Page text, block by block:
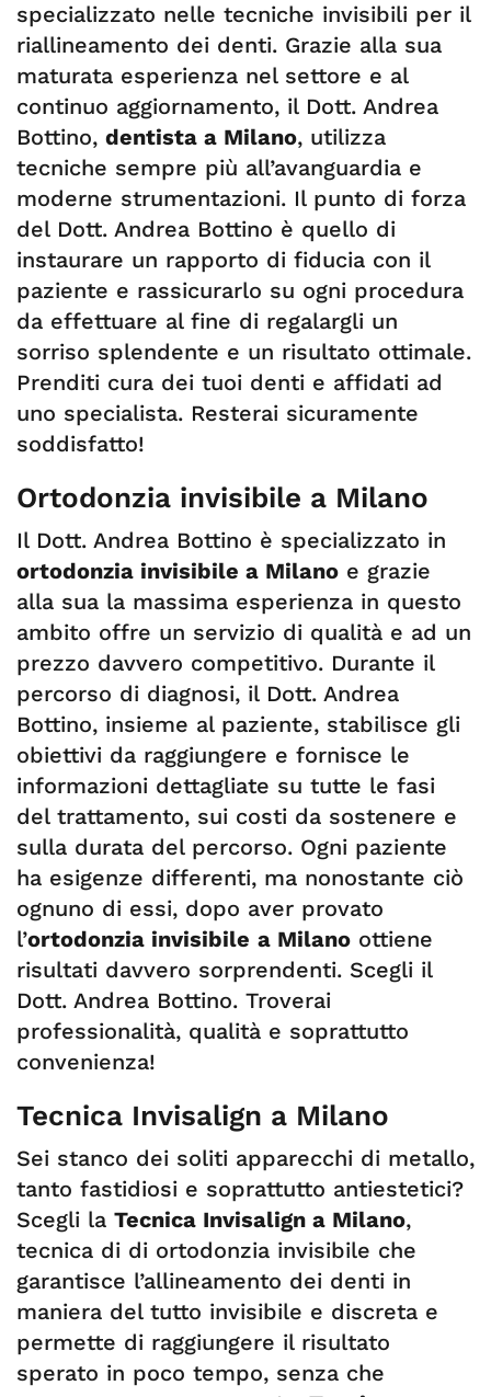
specializzato nelle tecniche invisibili per il
riallineamento dei denti. Grazie alla sua
maturata esperienza nel settore e al
continuo aggiornamento, il Dott. Andrea
Bottino, dentista a Milano, utilizza
tecniche sempre più all’avanguardia e
moderne strumentazioni. Il punto di forza
del Dott. Andrea Bottino è quello di
instaurare un rapporto di fiducia con il
paziente e rassicurarlo su ogni procedura
da effettuare al fine di regalargli un
sorriso splendente e un risultato ottimale.
Prenditi cura dei tuoi denti e affidati ad
uno specialista. Resterai sicuramente
soddisfatto!
Ortodonzia invisibile a Milano
Il Dott. Andrea Bottino è specializzato in
ortodonzia invisibile a Milano e grazie
alla sua la massima esperienza in questo
ambito offre un servizio di qualità e ad un
prezzo davvero competitivo. Durante il
percorso di diagnosi, il Dott. Andrea
Bottino, insieme al paziente, stabilisce gli
obiettivi da raggiungere e fornisce le
informazioni dettagliate su tutte le fasi
del trattamento, sui costi da sostenere e
sulla durata del percorso. Ogni paziente
ha esigenze differenti, ma nonostante ciò
ognuno di essi, dopo aver provato
l’ortodonzia invisibile a Milano ottiene
risultati davvero sorprendenti. Scegli il
Dott. Andrea Bottino. Troverai
professionalità, qualità e soprattutto
convenienza!
Tecnica Invisalign a Milano
Sei stanco dei soliti apparecchi di metallo,
tanto fastidiosi e soprattutto antiestetici?
Scegli la Tecnica Invisalign a Milano,
tecnica di di ortodonzia invisibile che
garantisce l’allineamento dei denti in
maniera del tutto invisibile e discreta e
permette di raggiungere il risultato
sperato in poco tempo, senza che